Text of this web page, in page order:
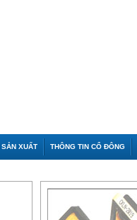
XUẤT THÔNG TIN CỔ ĐÔNG